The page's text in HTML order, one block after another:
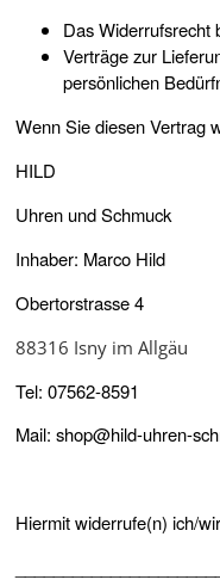
Das Widerrufsrecht
Verträge zur
persönlichen
Wenn Sie diesen Vertrag
HILD
Uhren und Schmuck
Inhaber: Marco Hild
Obertorstrasse 4
88316 Isny im Allgäu
Tel: 07562-8591
Mail: shop@hild-uhren-
Hiermit widerrufe(n) ich/